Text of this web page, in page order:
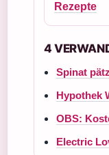
Rezepte
4
Spinat
Hypothek
OBS:
Electric